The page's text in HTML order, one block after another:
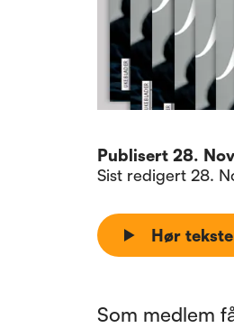
Publisert28.
Sist redigert 28.
Hør
Som medlem